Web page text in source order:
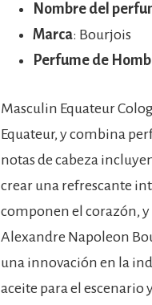
Nombre del
Marca: Bourjois
Perfume de
Masculin Equateur
Equateur, y combina
notas de cabeza
crear una refrescante
componen el corazón, y
Alexandre Napoleon
una innovación en la
aceite para el escenario